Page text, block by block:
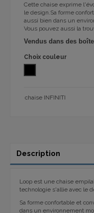
Cette chaise exprime
le design.Sa forme
aussi bien dans un
Vous pouvez aussi la
Vendus dans des
Choix couleur
chaise INFINITI
Description
Loop est une chaise
technologie s'allie avec le
Sa forme confortable et
dans un environnement